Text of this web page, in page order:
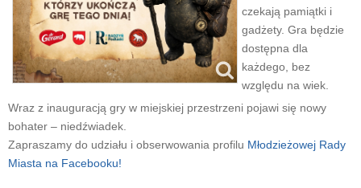
czekają pamiątki i
gadżety. Gra będzie
dostępna dla
każdego, bez
względu na wiek.
Wraz z inauguracją gry w miejskiej przestrzeni pojawi się nowy
bohater – niedźwiadek.
Zapraszamy do udziału i obserwowania profilu Młodzieżowej Rady
Miasta na Facebooku!